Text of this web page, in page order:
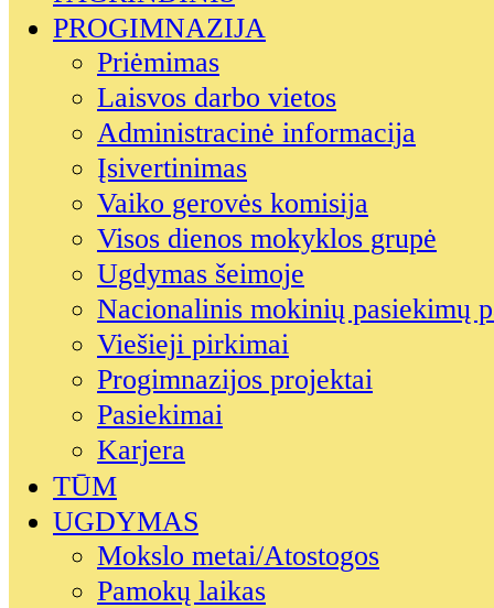
PROGIMNAZIJA
Priėmimas
Laisvos darbo vietos
Administracinė informacija
Įsivertinimas
Vaiko gerovės komisija
Visos dienos mokyklos grupė
Ugdymas šeimoje
Nacionalinis mokinių pasiekimų
Viešieji pirkimai
Progimnazijos projektai
Pasiekimai
Karjera
TŪM
UGDYMAS
Mokslo metai/Atostogos
Pamokų laikas